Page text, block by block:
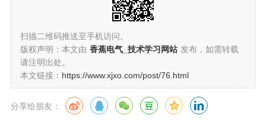
扫描二维码推送至手机访问。
版权声明：本文由 香蕉电气_技术学习网站 发布，如需转载
请注明出处。
本文链接： https://www.xjxo.com/post/76.html
分享给朋友：